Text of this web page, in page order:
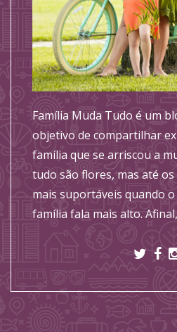
Família Muda Tudo é um
objetivo de compartilhar
família que se arriscou a
tudo são flores, mas até
mais suportáveis quando
família fala mais alto.